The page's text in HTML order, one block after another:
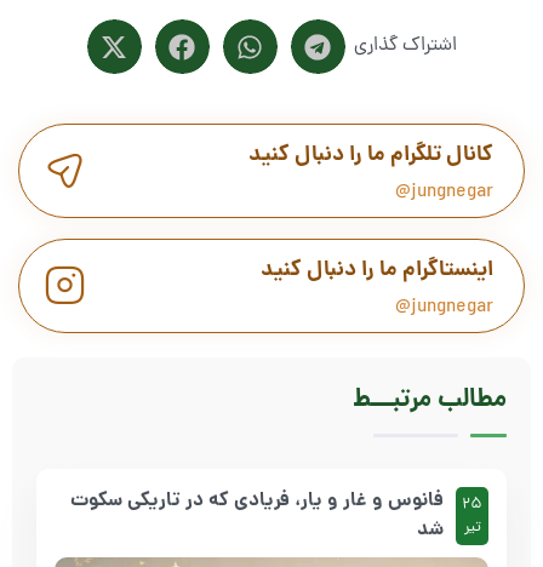
اشتراک گذاری
کانال تلگرام ما را دنبال کنید
jungnegar@
اینستاگرام ما را دنبال کنید
jungnegar@
مطالب مرتبـــط
25
تیر
فانوس و غار و یار، فریادی که در تاریکی سکوت
شد